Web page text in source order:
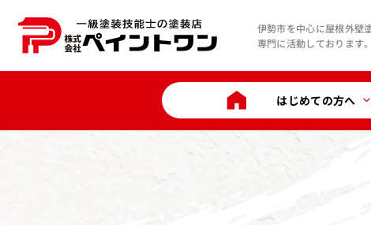
伊勢市を中心に屋根外壁
専門に活動しております。
はじめての方へ